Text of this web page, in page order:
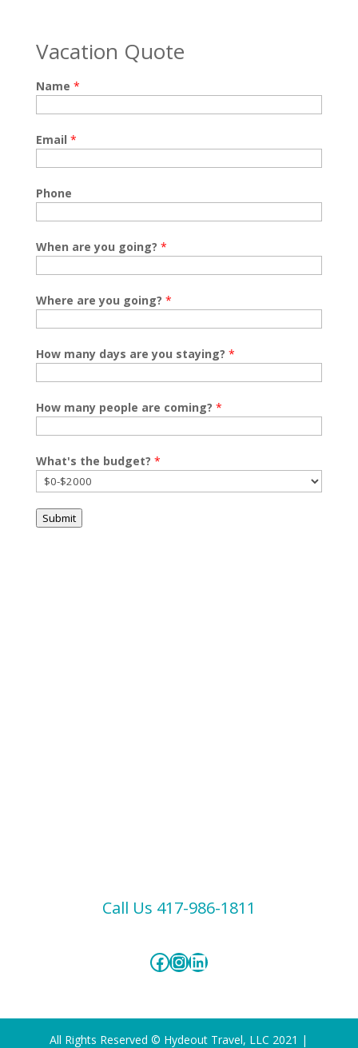
Vacation Quote
Name *
Email *
Phone
When are you going? *
Where are you going? *
How many days are you staying? *
How many people are coming? *
What's the budget? *
Submit
Call Us 417-986-1811
Facebook
Instagram
LinkedIn
All Rights Reserved © Hydeout Travel, LLC 2021 |